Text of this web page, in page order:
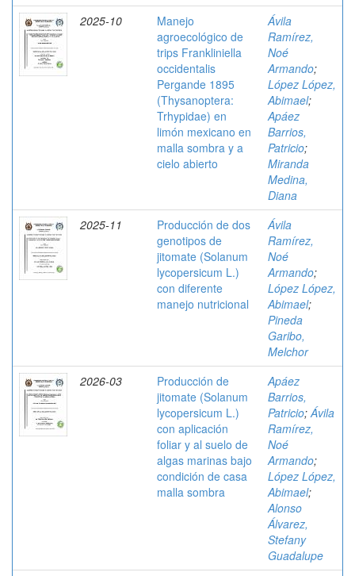
2025-10
Manejo
agroecológico de
trips Frankliniella
occidentalis
Pergande 1895
(Thysanoptera:
Trhypidae) en
limón mexicano en
malla sombra y a
cielo abierto
Ávila
Ramírez,
Noé
Armando;
López López,
Abimael;
Apáez
Barrios,
Patricio;
Miranda
Medina,
Diana
2025-11
Producción de dos
genotipos de
jitomate (Solanum
lycopersicum L.)
con diferente
manejo nutricional
Ávila
Ramírez,
Noé
Armando;
López López,
Abimael;
Pineda
Garibo,
Melchor
2026-03
Producción de
jitomate (Solanum
lycopersicum L.)
con aplicación
foliar y al suelo de
algas marinas bajo
condición de casa
malla sombra
Apáez
Barrios,
Patricio;Ávila
Ramírez,
Noé
Armando;
López López,
Abimael;
Alonso
Álvarez,
Stefany
Guadalupe